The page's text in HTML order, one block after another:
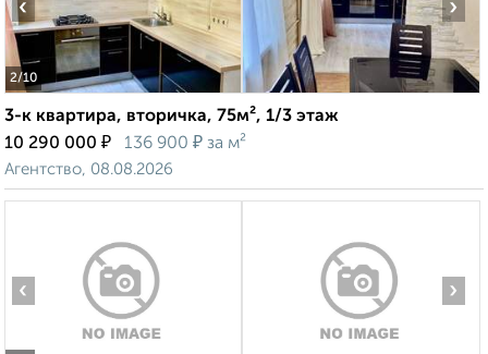
2/10
‹ ›
3-к квартира, вторичка, 75м², 1/3 этаж
10 290 000 ₽ 136 900 ₽ за м²
Агентство, 08.08.2026
‹ ›